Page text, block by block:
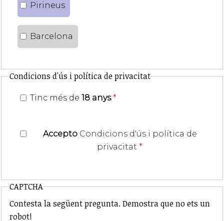
Pirineus
Barcelona
Condicions d'ús i política de privacitat
Tinc més de 18 anys *
Accepto Condicions d'ús i política de
privacitat *
CAPTCHA
Contesta la següent pregunta. Demostra que no ets un
robot!